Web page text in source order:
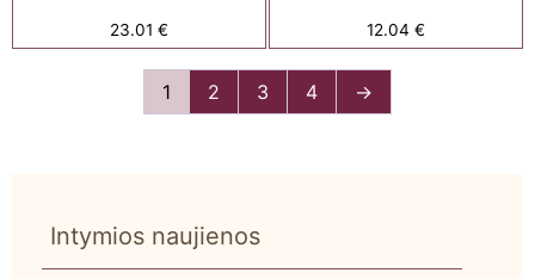
Intymios naujienos
23.01 € 12.04 €
1 2 3 4 →